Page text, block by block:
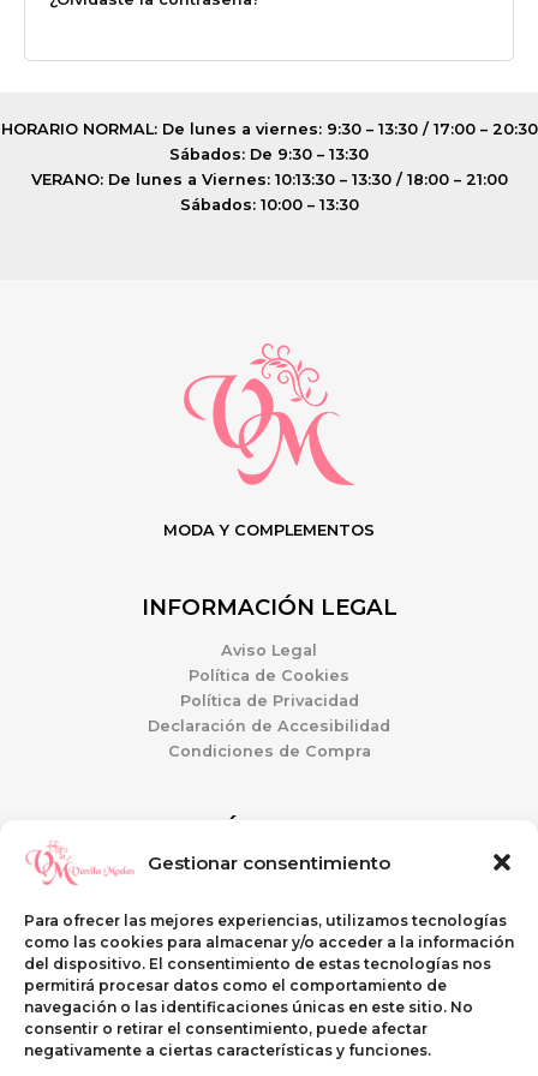
Gestionar consentimiento
Para ofrecer las mejores experiencias, utilizamos tecnologías
como las cookies para almacenar y/o acceder a la información
del dispositivo. El consentimiento de estas tecnologías nos
permitirá procesar datos como el comportamiento de
navegación o las identificaciones únicas en este sitio. No
consentir o retirar el consentimiento, puede afectar
negativamente a ciertas características y funciones.
HORARIO NORMAL: De lunes a viernes: 9:30 – 13:30 / 17:00 – 20:30
Sábados: De 9:30 – 13:30
VERANO: De lunes a Viernes: 10:13:30 – 13:30 / 18:00 – 21:00
Sábados: 10:00 – 13:30
MODA Y COMPLEMENTOS
INFORMACIÓN LEGAL
Aviso Legal
Política de Cookies
Política de Privacidad
Declaración de Accesibilidad
Condiciones de Compra
ATENCIÓN AL CLIENTE
Mi Cuenta
Preguntas Frecuentes
Envíos y Devoluciones
SI QUIERES VISITARNOS